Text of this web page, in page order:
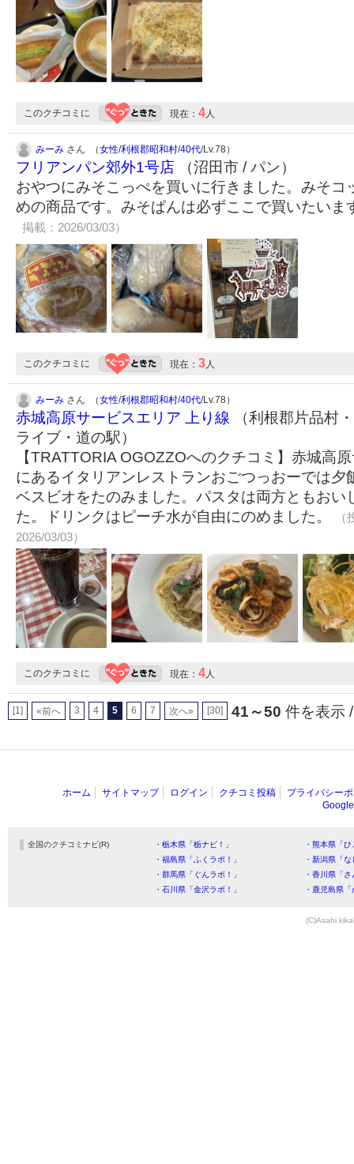
このクチコミに 現在： 4人
みーみ さん （女性/利根郡昭和村/40代/Lv.78）
フリアンパン郊外1号店 （沼田市 / パン）
おやつにみそこっぺを買いに行きました。みそコ
めの商品です。みそぱんは必ずここで買いたいま
掲載：2026/03/03）
このクチコミに 現在： 3人
みーみ さん （女性/利根郡昭和村/40代/Lv.78）
赤城高原サービスエリア 上り線 （利根郡片品村
ライブ・道の駅）
【TRATTORIA OGOZZOへのクチコミ】赤城高
にあるイタリアンレストランおごつっおーでは夕
ベスビオをたのみました。パスタは両方ともおい
た。ドリンクはピーチ水が自由にのめました。
2026/03/03）
このクチコミに 現在： 4人
[1] «前へ 3 4 5 6 7 次へ» [30] 41～50 件を表示
ホーム サイトマップ ログイン クチコミ投稿
プライバシー
全国のクチコミナビ(R) ・栃木県「栃ナビ！」
・熊本県「
・福島県「ふくラボ！」
・新潟県「
・群馬県「ぐんラボ！」
・香川県「
・石川県「金沢ラボ！」
・鹿児島県
(C)Asahi